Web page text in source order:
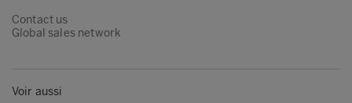
Contact us
Global sales network
Voir aussi